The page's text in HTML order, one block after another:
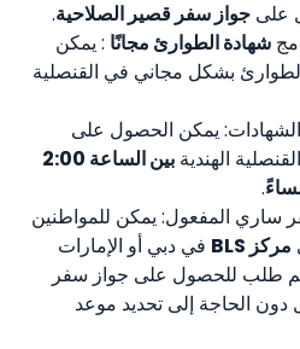
على جواز سفر قصير الصلاحية.
شهادة الطوارئ مجانًا : يمكن
بشكل مجاني في القنصلية
يمكن الحصول على
الهندية
بين الساعة 2:00
.
المفعول: يمكن للمواطنين
مركز BLS
في دبي أو الإمارات
طلب للحصول على جواز سفر
الحاجة إلى تحديد موعد